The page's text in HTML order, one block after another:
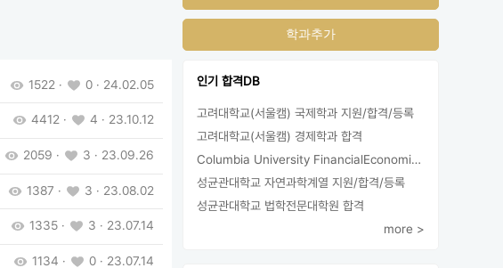
학과추가
1522 · 0 · 24.02.05
4412 · 4 · 23.10.12
2059 · 3 · 23.09.26
1387 · 3 · 23.08.02
1335 · 3 · 23.07.14
1134 · 0 · 23.07.14
인기 합격DB
고려대학교(서울캠) 국제학과 지원/합격/등록
고려대학교(서울캠) 경제학과 합격
Columbia University FinancialEconomics 지원
성균관대학교 자연과학계열 지원/합격/등록
성균관대학교 법학전문대학원 합격
more >